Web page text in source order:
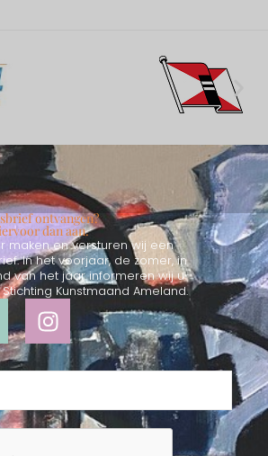
ontvangen?
dan aan.
maken en versturen wij een
In het voorjaar, de zomer, in
van het jaar informeren wij u
Kunstmaand Ameland.